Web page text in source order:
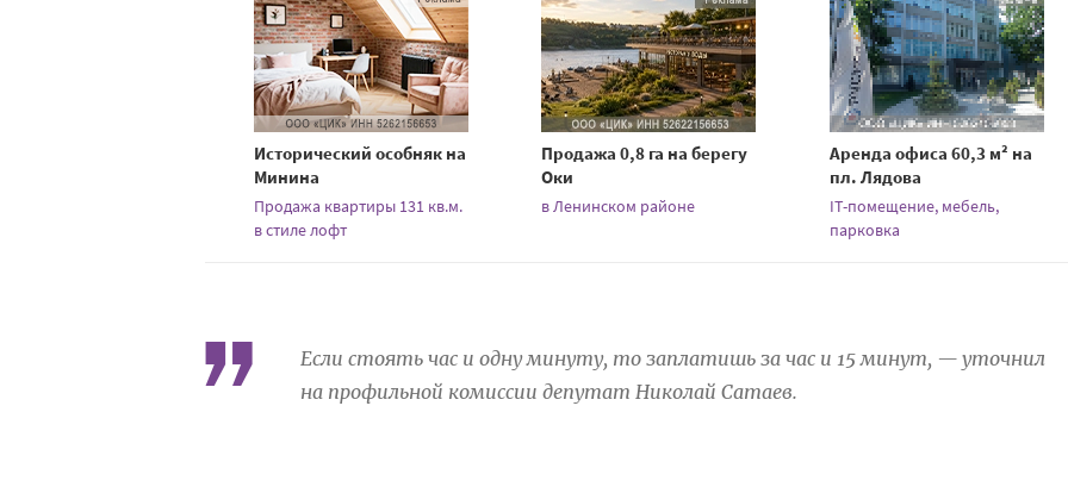
Исторический особняк на
Минина
Продажа квартиры 131 кв.м.
в стиле лофт
Продажа 0,8 га на берегу
Оки
в Ленинском районе
Аренда офиса 60,3 м² на
пл. Лядова
IT-помещение, мебель,
парковка
Если стоять час и одну минуту, то заплатишь за час и 15 минут, — уточнил
на профильной комиссии депутат Николай Сатаев.